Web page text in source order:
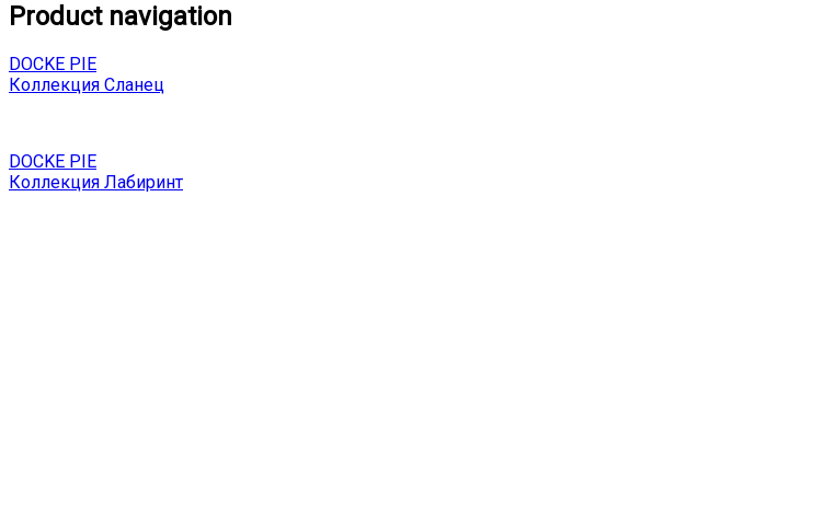
Product navigation
DOCKE PIE
Коллекция Сланец
DOCKE PIE
Коллекция Лабиринт